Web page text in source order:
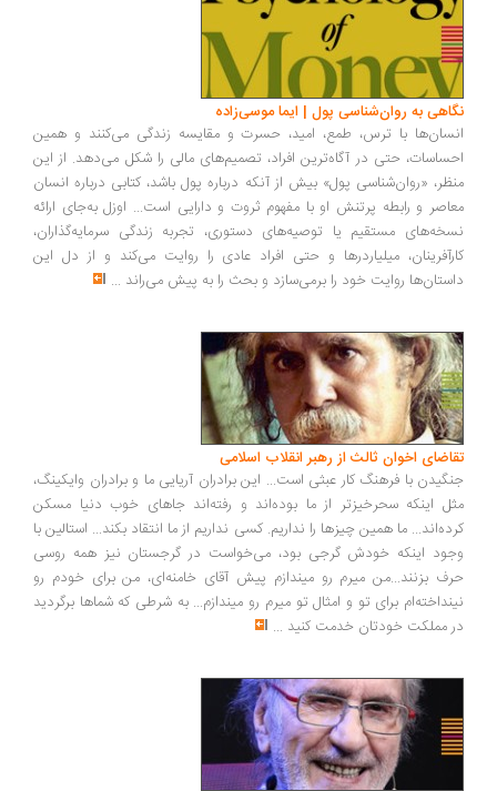
به روان‌شناسی پول | ایما موسی‌زاده
با ترس، طمع، امید، حسرت و مقایسه زندگی می‌کنند و همین
حتی در آگاه‌ترین افراد، تصمیم‌های مالی را شکل می‌دهد. از این
«روان‌شناسی پول» بیش از آنکه درباره پول باشد، کتابی درباره انسان
و رابطه پرتنش او با مفهوم ثروت و دارایی است... اوزل به‌جای ارائه
مستقیم یا توصیه‌های دستوری، تجربه زندگی سرمایه‌گذاران،
میلیاردرها و حتی افراد عادی را روایت می‌کند و از دل این
روایت خود را برمی‌سازد و بحث را به پیش می‌راند ...
اخوان ثالث از رهبر انقلاب اسلامی
با فرهنگ کار عبثی است... این برادران آریایی ما و برادران وایکینگ،
اینکه سحرخیزتر از ما بوده‌اند و رفته‌اند جاهای خوب دنیا مسکن
ما همین چیزها را نداریم. کسی نداریم از ما انتقاد بکند... استالین با
اینکه خودش گرجی بود، می‌خواست در گرجستان نیز همه روسی
بزنند...من میرم رو میندازم پیش آقای خامنه‌ای، من برای خودم رو
برای تو و امثال تو میرم رو میندازم... به شرطی که شماها برگردید
مملکت خودتان خدمت کنید...